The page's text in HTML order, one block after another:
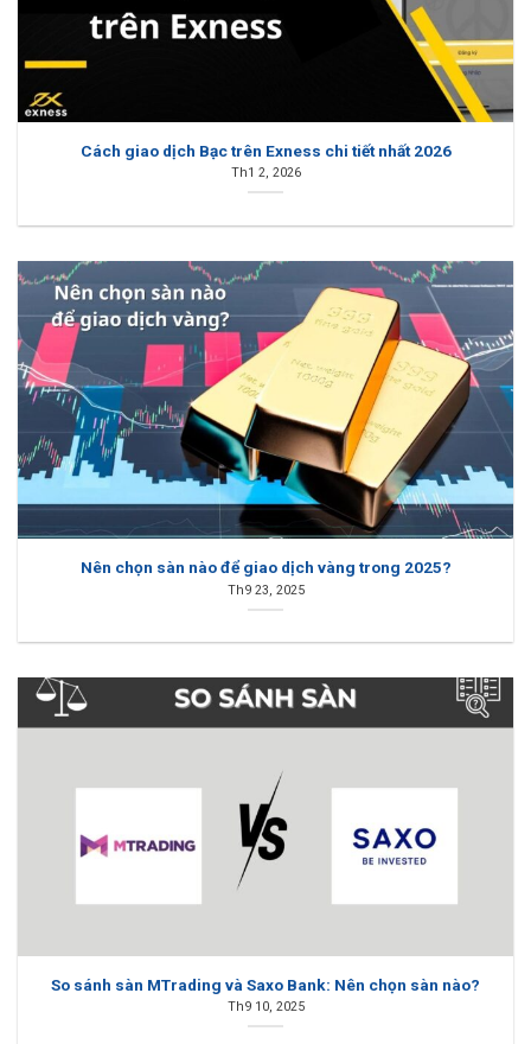
Cách giao dịch Bạc trên Exness chi tiết nhất 2026
Th1 2, 2026
Nên chọn sàn nào để giao dịch vàng trong 2025?
Th9 23, 2025
So sánh sàn MTrading và Saxo Bank: Nên chọn sàn nào?
Th9 10, 2025